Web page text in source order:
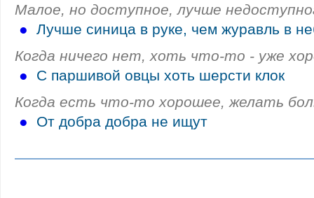
Малое, но доступное, лучше
●
Лучше синица в руке, чем журавль в
Когда ничего нет, хоть что-то - уже
●
С паршивой овцы хоть шерсти клок
Когда есть что-то хорошее, желать
●
От добра добра не ищут